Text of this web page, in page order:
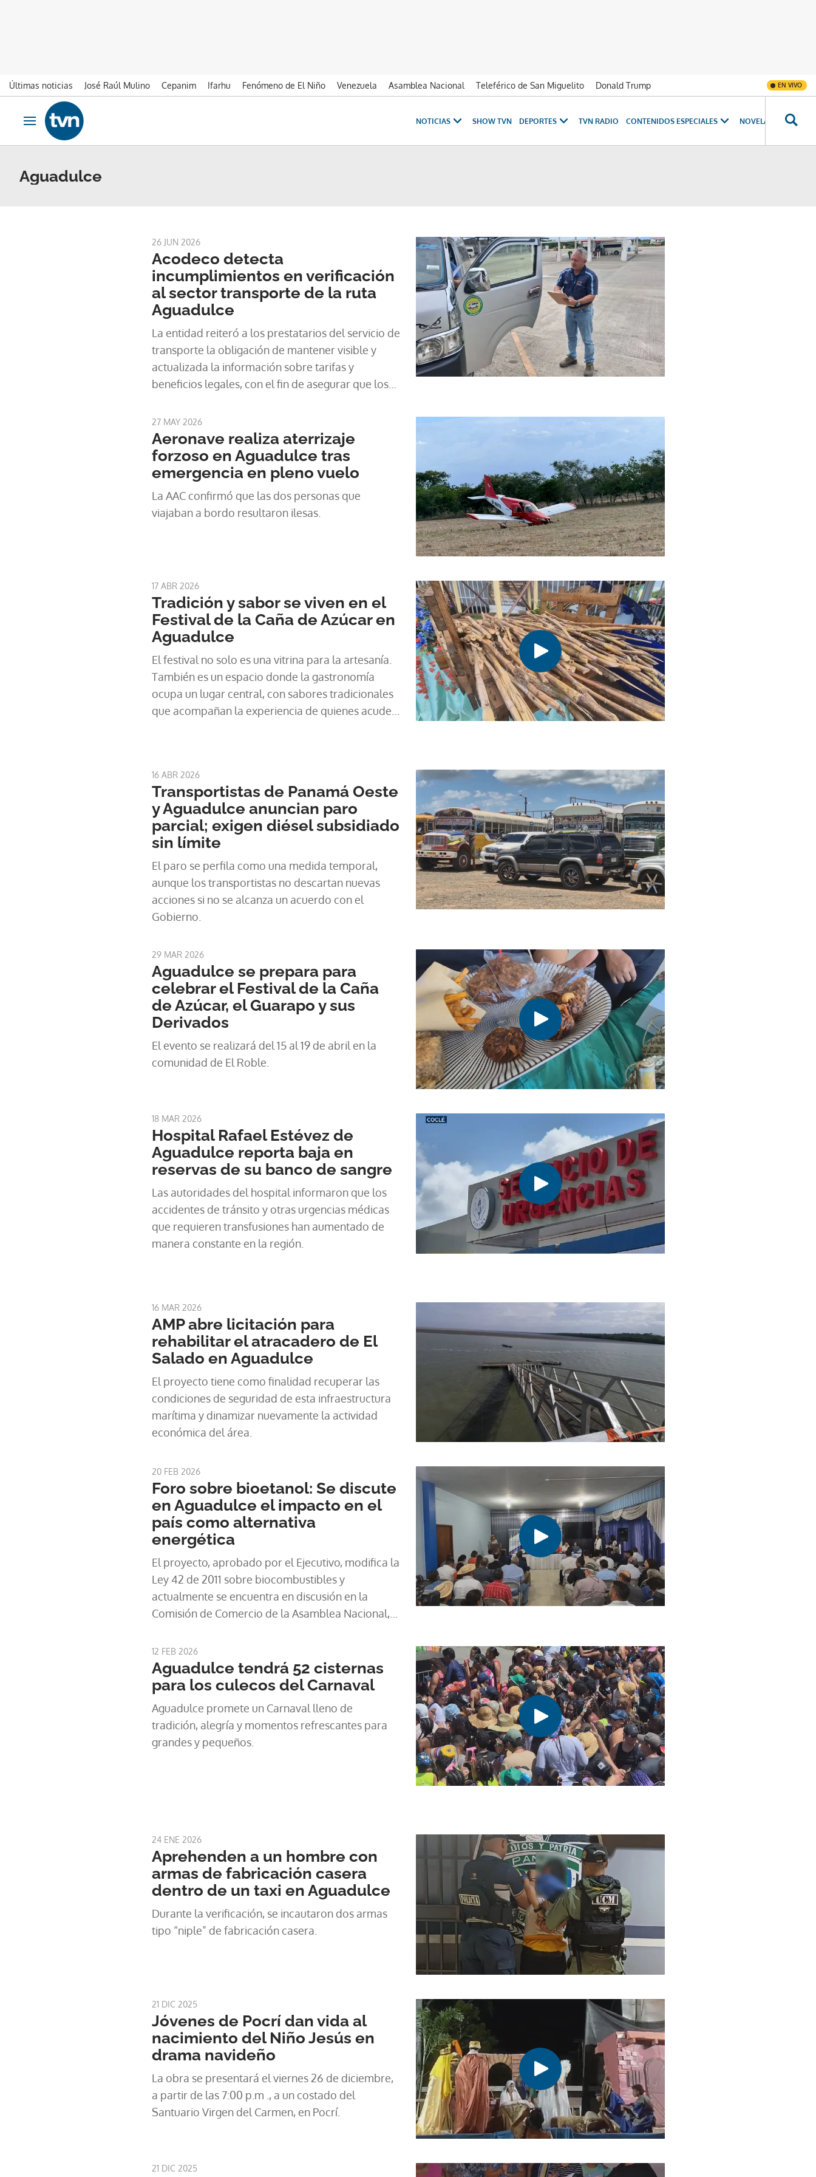
Últimas noticias José Raúl Mulino Cepanim Ifarhu Fenómeno de El Niño Venezuela Asamblea Nacional Teleférico de San Miguelito Donald Trump EN VIVO
Ir al contenido
Obrir navegació
NOTICIAS SHOW TVN DEPORTES TVN RADIO CONTENIDOS ESPECIALES NOVELAS
Aguadulce
26 JUN 2026
Acodeco detecta
incumplimientos en verificación
al sector transporte de la ruta
Aguadulce
La entidad reiteró a los prestatarios del servicio de
transporte la obligación de mantener visible y
actualizada la información sobre tarifas y
beneficios legales, con el fin de asegurar que los
derechos.
27 MAY 2026
Aeronave realiza aterrizaje
forzoso en Aguadulce tras
emergencia en pleno vuelo
La AAC confirmó que las dos personas que
viajaban a bordo resultaron ilesas.
17 ABR 2026
Tradición y sabor se viven en el
Festival de la Caña de Azúcar en
Aguadulce
El festival no solo es una vitrina para la artesanía.
También es un espacio donde la gastronomía
ocupa un lugar central, con sabores tradicionales
que acompañan la experiencia de quienes acuden
16 ABR 2026
Transportistas de Panamá Oeste
y Aguadulce anuncian paro
parcial; exigen diésel subsidiado
sin límite
El paro se perfila como una medida temporal,
aunque los transportistas no descartan nuevas
acciones si no se alcanza un acuerdo con el
Gobierno.
29 MAR 2026
Aguadulce se prepara para
celebrar el Festival de la Caña
de Azúcar, el Guarapo y sus
Derivados
El evento se realizará del 15 al 19 de abril en la
comunidad de El Roble.
18 MAR 2026
Hospital Rafael Estévez de
Aguadulce reporta baja en
reservas de su banco de sangre
Las autoridades del hospital informaron que los
accidentes de tránsito y otras urgencias médicas
que requieren transfusiones han aumentado de
manera constante en la región.
16 MAR 2026
AMP abre licitación para
rehabilitar el atracadero de El
Salado en Aguadulce
El proyecto tiene como finalidad recuperar las
condiciones de seguridad de esta infraestructura
marítima y dinamizar nuevamente la actividad
económica del área.
20 FEB 2026
Foro sobre bioetanol: Se discute
en Aguadulce el impacto en el
país como alternativa
energética
El proyecto, aprobado por el Ejecutivo, modifica la
Ley 42 de 2011 sobre biocombustibles y
actualmente se encuentra en discusión en la
Comisión de Comercio de la Asamblea Nacional,
12 FEB 2026
Aguadulce tendrá 52 cisternas
para los culecos del Carnaval
Aguadulce promete un Carnaval lleno de
tradición, alegría y momentos refrescantes para
grandes y pequeños.
24 ENE 2026
Aprehenden a un hombre con
armas de fabricación casera
dentro de un taxi en Aguadulce
Durante la verificación, se incautaron dos armas
tipo “niple” de fabricación casera.
21 DIC 2025
Jóvenes de Pocrí dan vida al
nacimiento del Niño Jesús en
drama navideño
La obra se presentará el viernes 26 de diciembre,
a partir de las 7:00 p.m ., a un costado del
Santuario Virgen del Carmen, en Pocrí.
21 DIC 2025